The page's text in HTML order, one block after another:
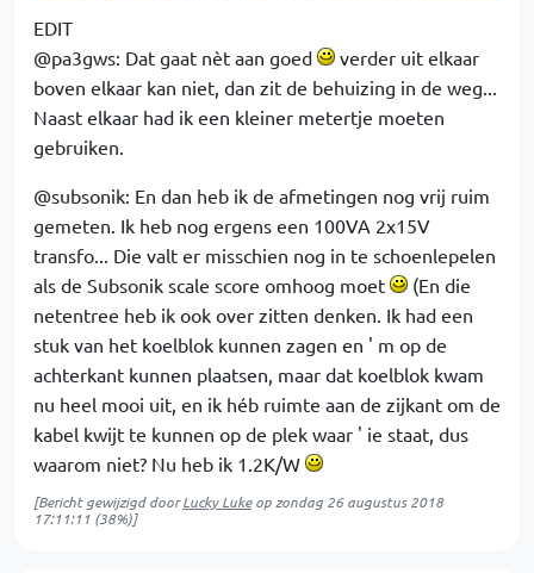
EDIT
@pa3gws: Dat gaat nèt aan goed
verder uit elkaar
boven elkaar kan niet, dan zit de behuizing in de weg...
Naast elkaar had ik een kleiner metertje moeten
gebruiken.
@subsonik: En dan heb ik de afmetingen nog vrij ruim
gemeten. Ik heb nog ergens een 100VA 2x15V
transfo... Die valt er misschien nog in te schoenlepelen
als de Subsonik scale score omhoog moet
(En die
netentree heb ik ook over zitten denken. Ik had een
stuk van het koelblok kunnen zagen en ' m op de
achterkant kunnen plaatsen, maar dat koelblok kwam
nu heel mooi uit, en ik héb ruimte aan de zijkant om de
kabel kwijt te kunnen op de plek waar ' ie staat, dus
waarom niet? Nu heb ik 1.2K/W
[Bericht gewijzigd doorLucky Lukeopzondag 26 augustus 2018
17:11:11 (38%)]